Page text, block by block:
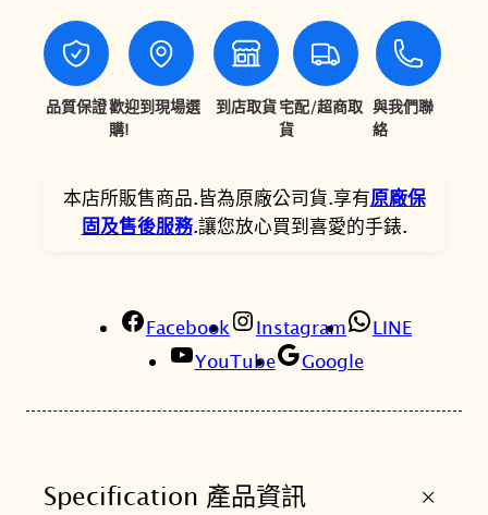
4
,
9
。
9
,
6
6
。
辰
x
C
D
R
C
o
e
c
i
限
品質保證歡迎到現場選
購!
到店取貨宅配/超商取
貨
與我們聯
絡
本店所販售商品.皆為原廠公司貨.享有原廠保
固及售後服務.讓您放心買到喜愛的手錶.
Facebook Instagram
LINE
YouTube
Google
Specification 產品資訊 +